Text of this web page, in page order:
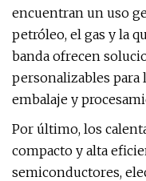
encuentran un uso
petróleo, el gas y la
banda ofrecen
personalizables para
embalaje y
Por último, los
compacto y alta
semiconductores,